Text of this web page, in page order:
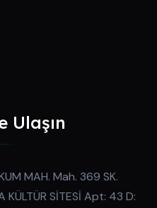
Ulaşın
MAH. Mah. 369 SK.
KÜLTÜR SİTESİ Apt: 43 D: